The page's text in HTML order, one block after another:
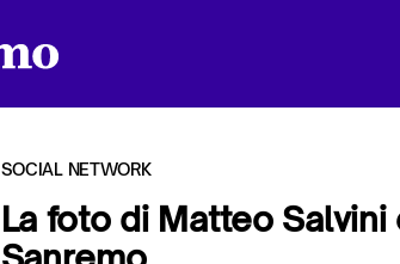
SOCIAL NETWORK
La foto di Matteo